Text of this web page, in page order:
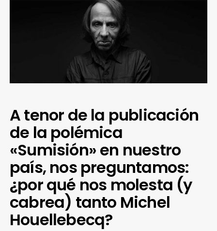
A tenor de la publicación
de la polémica
«Sumisión» en nuestro
país, nos preguntamos:
¿por qué nos molesta (y
cabrea) tanto Michel
Houellebecq?